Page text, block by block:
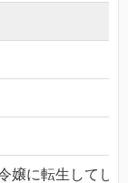
嬢に転生してし